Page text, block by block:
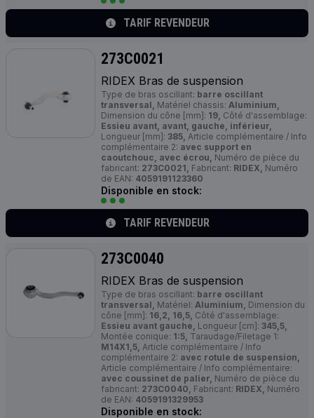
TARIF REVENDEUR
273C0021
RIDEX Bras de suspension
Type de bras oscillant: barre oscillant
transversal, Matériel chassis: Aluminium,
Dimension du cône [mm]: 19, Côté d'assemblage:
Essieu avant, avant, gauche, inférieur,
Longueur [mm]: 385, Article complémentaire / Info
complémentaire 2: avec support en
caoutchouc, avec écrou, Numéro de pièce du
fabricant: 273C0021, Fabricant: RIDEX, Numéro
de EAN: 4059191123360
Disponible en stock:
TARIF REVENDEUR
273C0040
RIDEX Bras de suspension
Type de bras oscillant: barre oscillant
transversal, Matériel: Aluminium, Dimension du
cône [mm]: 16,2, 16,5, Côté d'assemblage:
Essieu avant gauche, Longueur [cm]: 345,5,
Montée conique: 1:5, Taraudage/Filetage 1:
M14X1,5, Article complémentaire / Info
complémentaire 2: avec rotule de suspension,
Article complémentaire / Info complémentaire:
avec coussinet de palier, Numéro de pièce du
fabricant: 273C0040, Fabricant: RIDEX, Numéro
de EAN: 4059191329953
Disponible en stock: